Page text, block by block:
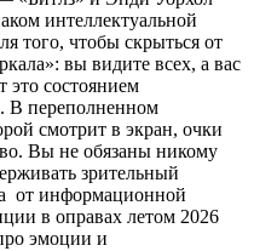
интеллектуальной
того, чтобы скрыться от
вы видите всех, а вас
состоянием
В переполненном
смотрит в экран, очки
Вы не обязаны никому
зрительный
от информационной
в оправах летом 2026
эмоции и